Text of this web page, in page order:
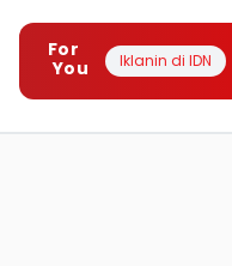
For
You
Iklanin di IDN